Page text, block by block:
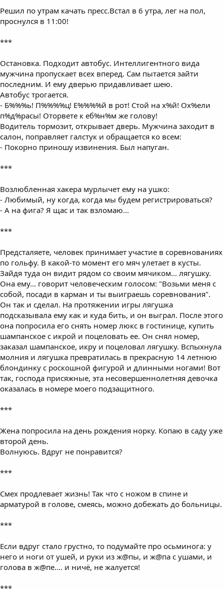
Решил по утрам качать пресс.Встал в 6 утра, лег на пол,
проснулся в 11:00!
***
Остановка. Подходит автобус. Интеллигентного вида
мужчина пропускает всех вперед. Сам пытается зайти
последним. И ему дверью придавливает шею.
Автобус трогается.
- Б%%%ь! П%%%%ц! Е%%%%й в рот! Стой на х%й! Ох%ели
п%д%расы! Оторвете к еб%н%м же голову!
Водитель тормозит, открывает дверь. Мужчина заходит в
салон, поправляет галстук и обращается ко всем:
- Покорно приношу извинения. Был напуган.
***
Возлюбленная хакера мурлычет ему на ушко:
- Любимый, ну когда, когда мы будем регистрироваться?
- А на фига? Я щас и так взломаю...
***
Предсталяете, человек принимает участие в соревнованиях
по гольфу. В какой-то момент его мяч улетает в кусты.
Зайдя туда он видит рядом со своим мячиком... лягушку.
Она ему... говорит человеческим голосом: "Возьми меня с
собой, посади в карман и ты выиграешь соревнования".
Он так и сделал. На протяжении игры лягушка
подсказывала ему как и куда бить, и он выграл. После этого
она попросила его снять номер люкс в гостинице, купить
шампанское с икрой и поцеловать ее. Он снял номер,
заказал шампанское, икру и поцеловал лягушку. Вспыхнула
молния и лягушка превратилась в прекрасную 14 летнюю
блондинку с роскошной фигурой и длинными ногами! Вот
так, господа присяжные, эта несовершеннолетняя девочка
оказалась в номере моего подзащитного.
***
Жена попросила на день рождения норку. Копаю в саду уже
второй день.
Волнуюсь. Вдруг не понравится?
***
Смех продлевает жизнь! Так что с ножом в спине и
арматурой в голове, смеясь, можно добежать до больницы.
***
Если вдруг стало грустно, то подумайте про осьминога: у
него и ноги от ушей, и руки из ж@пы, и ж@па с ушами, и
голова в ж@пе.... и ничё, не жалуется!